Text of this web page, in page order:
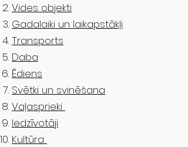
Vides objekti
Gadalaiki un laikapstākļi
Transports
Daba
Ēdiens
Svētki un svinēšana
Vaļasprieki
Iedzīvotāji
Kultūra